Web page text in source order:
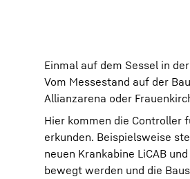
Einmal auf dem Sessel in
Vom Messestand auf der
Allianzarena oder
Hier kommen die Controller
erkunden. Beispielsweise
neuen Krankabine LiCAB
bewegt werden und die